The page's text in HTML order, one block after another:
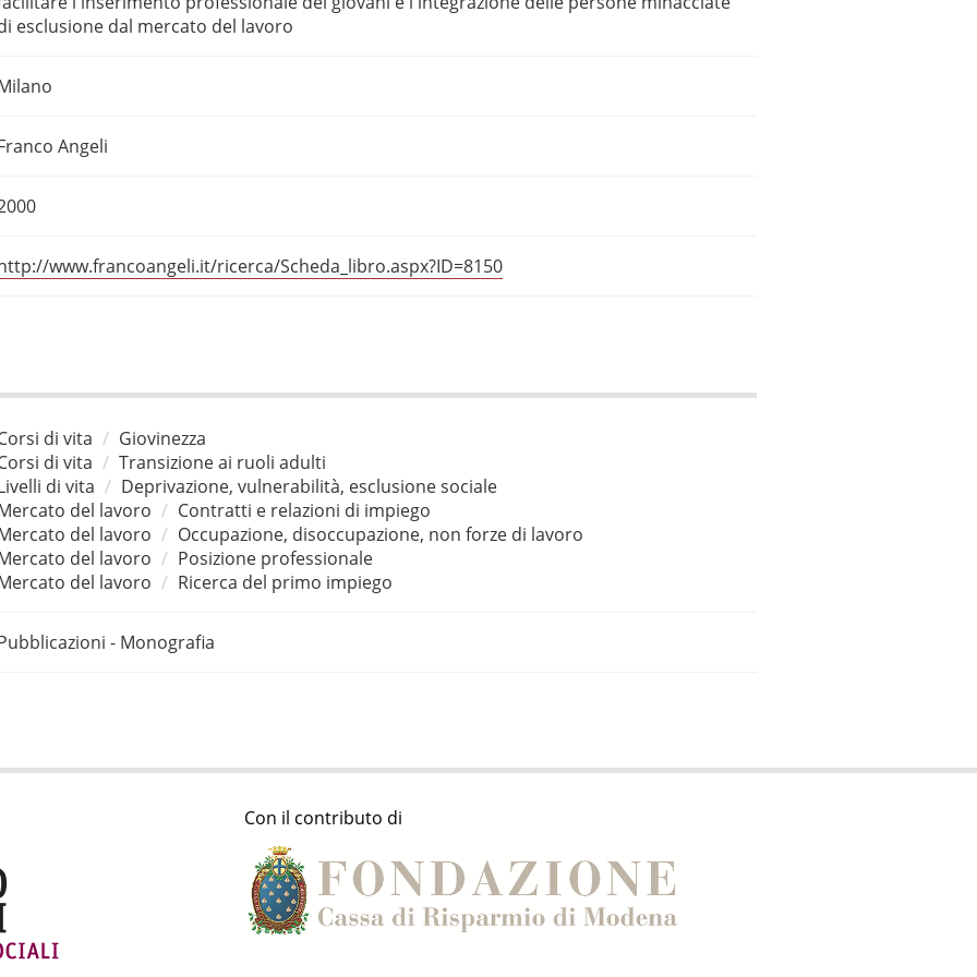
esclusione dal mercato del lavoro
Angeli
www.francoangeli.it/ricerca/Scheda_libro.aspx?ID=8150
di vita
Giovinezza
di vita
Transizione ai ruoli adulti
di vita
Deprivazione, vulnerabilità, esclusione sociale
del lavoro
Contratti e relazioni di impiego
del lavoro
Occupazione, disoccupazione, non forze di lavoro
del lavoro
Posizione professionale
del lavoro
Ricerca del primo impiego
- Monografia
Con il contributo di